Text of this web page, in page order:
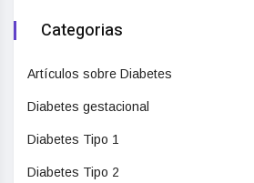
Categorias
Artículos sobre Diabetes
Diabetes gestacional
Diabetes Tipo 1
Diabetes Tipo 2